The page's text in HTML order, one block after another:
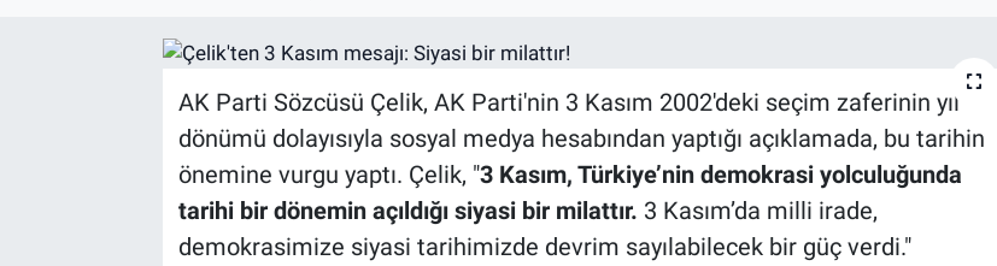
AK Parti Sözcüsü Çelik, AK Parti'nin 3 Kasım 2002'deki seçim zaferinin yıl
dönümü dolayısıyla sosyal medya hesabından yaptığı açıklamada, bu tarihin
önemine vurgu yaptı. Çelik, "3 Kasım, Türkiye’nin demokrasi yolculuğunda
tarihi bir dönemin açıldığı siyasi bir milattır. 3 Kasım’da milli irade,
demokrasimize siyasi tarihimizde devrim sayılabilecek bir güç verdi."